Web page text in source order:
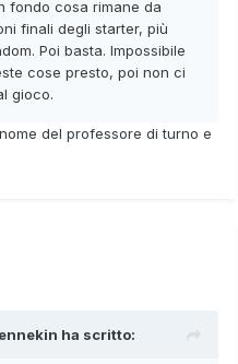
fondo cosa rimane da
finali degli starter, più
Poi basta. Impossibile
cose presto, poi non ci
gioco.
del professore di turno e
ha scritto: